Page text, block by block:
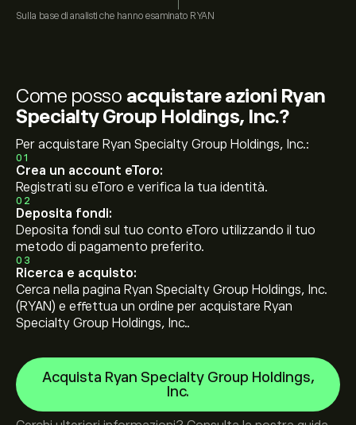
Sulla base di analisti che hanno esaminato RYAN
Come posso acquistare azioni Ryan
Specialty Group Holdings, Inc.?
Per acquistare Ryan Specialty Group Holdings, Inc.:
01
Crea un account eToro:
Registrati su eToro e verifica la tua identità.
02
Deposita fondi:
Deposita fondi sul tuo conto eToro utilizzando il tuo
metodo di pagamento preferito.
03
Ricerca e acquisto:
Cerca nella pagina Ryan Specialty Group Holdings, Inc.
(RYAN) e effettua un ordine per acquistare Ryan
Specialty Group Holdings, Inc..
Acquista Ryan Specialty Group Holdings,
Inc.